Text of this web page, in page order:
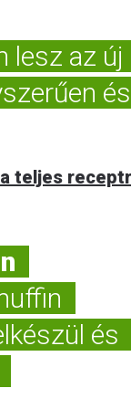
lesz az új
és
teljes
és